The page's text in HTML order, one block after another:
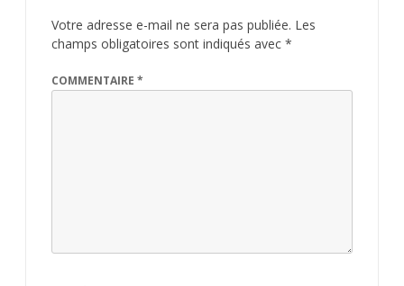
Votre adresse e-mail ne sera pas publiée. Les
champs obligatoires sont indiqués avec *
COMMENTAIRE *